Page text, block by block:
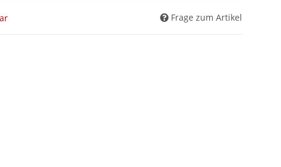
Frage zum Artikel